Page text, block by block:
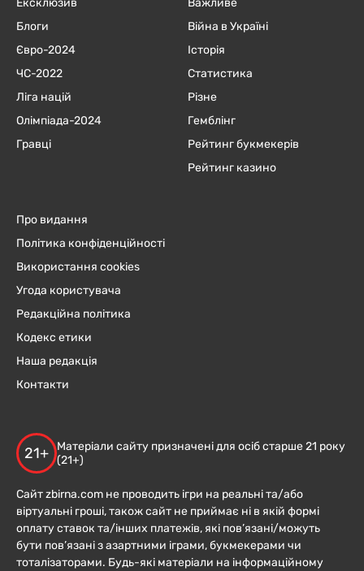
Ексклюзив
Блоги
Євро-2024
ЧC-2022
Ліга націй
Олімпіада-2024
Гравці
Важливе
Війна в Україні
Історія
Статистика
Різне
Гемблінг
Рейтинг букмекерів
Рейтинг казино
Про видання
Політика конфіденційності
Використання cookies
Угода користувача
Редакційна політика
Кодекс етики
Наша редакція
Контакти
21+
Матеріали сайту призначені для осіб старше 21 року
(21+)
Сайт zbirna.com не проводить ігри на реальні та/або
віртуальні гроші, також сайт не приймає ні в якій формі
оплату ставок та/інших платежів, які пов’язані/можуть
бути пов’язані з азартними іграми, букмекерами чи
тоталізаторами. Будь-які матеріали на інформаційному